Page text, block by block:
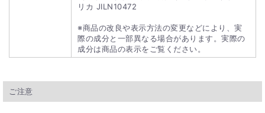
リカ JILN10472
※商品の改良や表示方法の変更などにより、実
際の成分と一部異なる場合があります。実際の
成分は商品の表示をご覧ください。
ご注意